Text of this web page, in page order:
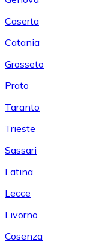
Caserta
Catania
Grosseto
Prato
Taranto
Trieste
Sassari
Latina
Lecce
Livorno
Cosenza